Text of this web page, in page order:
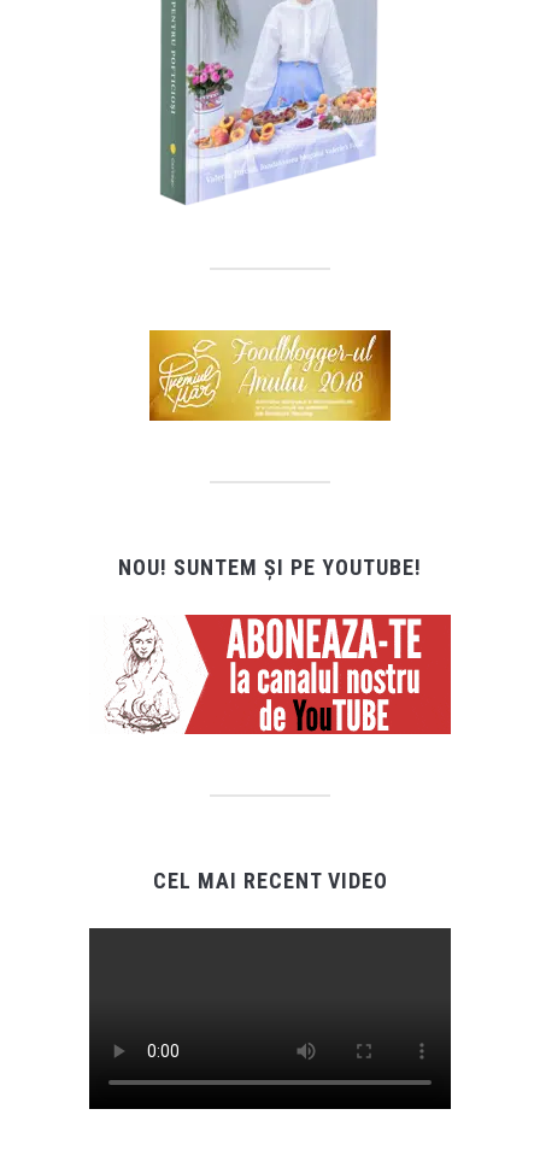
NOU! SUNTEM ȘI PE YOUTUBE!
CEL MAI RECENT VIDEO